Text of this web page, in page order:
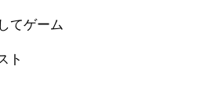
てゲーム
ト